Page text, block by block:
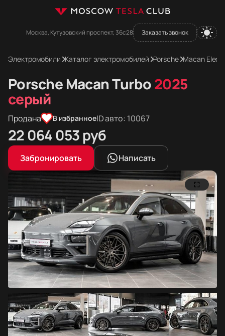
Москва, Кутузовский проспект, 36с28 Заказать звонок
Электромобили Каталог электромобилей Porsche Macan
Porsche Macan Turbo2025
серый
Продана В избранноеID авто: 10067
Цена в рублях
22 064 053 руб
Цена в евро
221 300евро
Цена в долларах
255 690долларов
Забронировать Написать
Фотографии Porsche Macan Turbo
Porsche Macan Turbo